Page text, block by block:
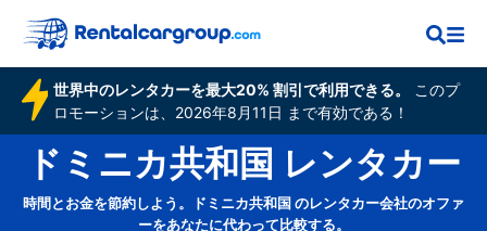
世界中のレンタカーを最大20% 割引で利用できる。
このプ
ロモーションは、2026年8月11日 まで有効である！
ドミニカ共和国 レンタカー
時間とお金を節約しよう。ドミニカ共和国 のレンタカー会社のオファ
ーをあなたに代わって比較する。